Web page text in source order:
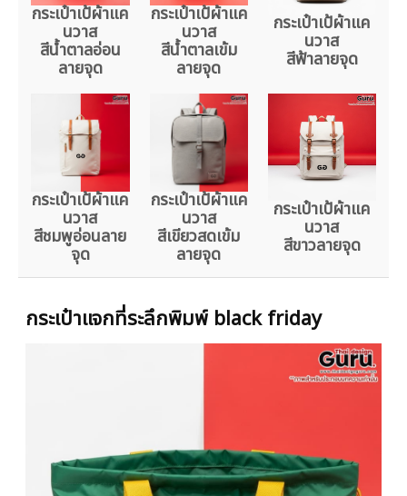
กระเป๋าเป้ผ้าแค
นวาส
สีน้ำตาลอ่อน
ลายจุด
กระเป๋าเป้ผ้าแค
นวาส
สีน้ำตาลเข้ม
ลายจุด
กระเป๋าเป้ผ้าแค
นวาส
สีฟ้าลายจุด
กระเป๋าเป้ผ้าแค
นวาส
สีชมพูอ่อนลาย
จุด
กระเป๋าเป้ผ้าแค
นวาส
สีเขียวสดเข้ม
ลายจุด
กระเป๋าเป้ผ้าแค
นวาส
สีขาวลายจุด
กระเป๋าแจกที่ระลึกพิมพ์ black friday